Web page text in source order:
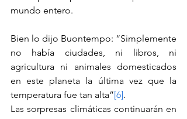
mundo entero.
Bien lo dijo Buontempo: “Simplemente
no había ciudades, ni libros, ni
agricultura ni animales domesticados
en este planeta la última vez que la
temperatura fue tan alta”[6].
Las sorpresas climáticas continuarán en